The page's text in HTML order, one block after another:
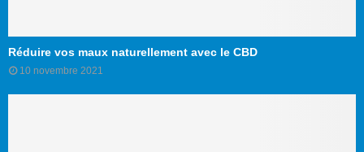
Réduire vos maux naturellement avec le CBD
10 novembre 2021